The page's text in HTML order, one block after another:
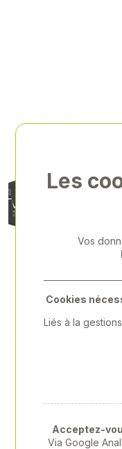
Les
Vos
Cookies
Liés à la
Acceptez-
Via Google